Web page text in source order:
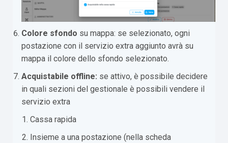
Colore sfondo su mappa: se selezionato, ogni
postazione con il servizio extra aggiunto avrà su
mappa il colore dello sfondo selezionato.
Acquistabile offline: se attivo, è possibile decidere
in quali sezioni del gestionale è possibili vendere il
servizio extra
Cassa rapida
Insieme a una postazione (nella scheda